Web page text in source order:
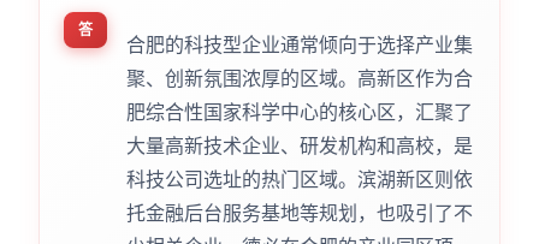
答
合肥的科技型企业通常倾向于选择产业集
聚、创新氛围浓厚的区域。高新区作为合
肥综合性国家科学中心的核心区，汇聚了
大量高新技术企业、研发机构和高校，是
科技公司选址的热门区域。滨湖新区则依
托金融后台服务基地等规划，也吸引了不